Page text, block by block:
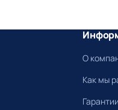
О
Как мы
Гарантии